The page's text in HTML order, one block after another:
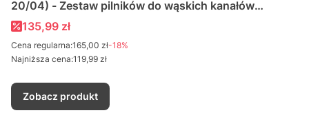
20/04) - Zestaw pilników do wąskich kanałów
zębowych
Cena promocyjna
135,99 zł
Cena regularna:165,00 zł-18%
Najniższa cena:119,99 zł
Zobacz produkt